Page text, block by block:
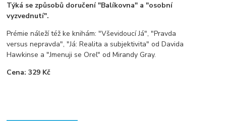
Týká se způsobů doručení "Balíkovna" a "osobní
vyzvednutí".
Prémie náleží též ke knihám: "Vševidoucí Já", "Pravda
versus nepravda", "Já: Realita a subjektivita" od Davida
Hawkinse a "Jmenuji se Orel" od Mirandy Gray.
Cena: 329 Kč